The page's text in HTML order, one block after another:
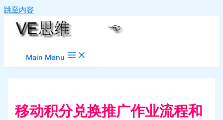
跳至内容
Main Menu
移动积分兑换推广作业流程和